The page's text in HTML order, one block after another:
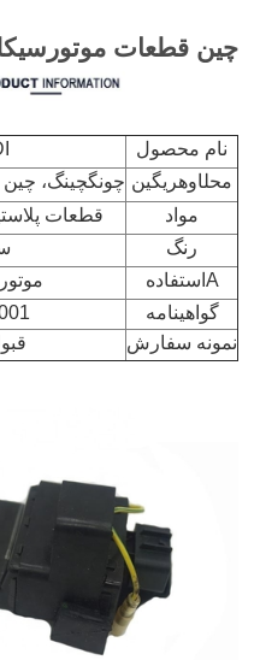
چین قطعات
نام محصول
محلاوهریگین چونگچینگ،
مواد
قطعات
رنگ
A استفاده
گواهینامه
نمونه سفارش